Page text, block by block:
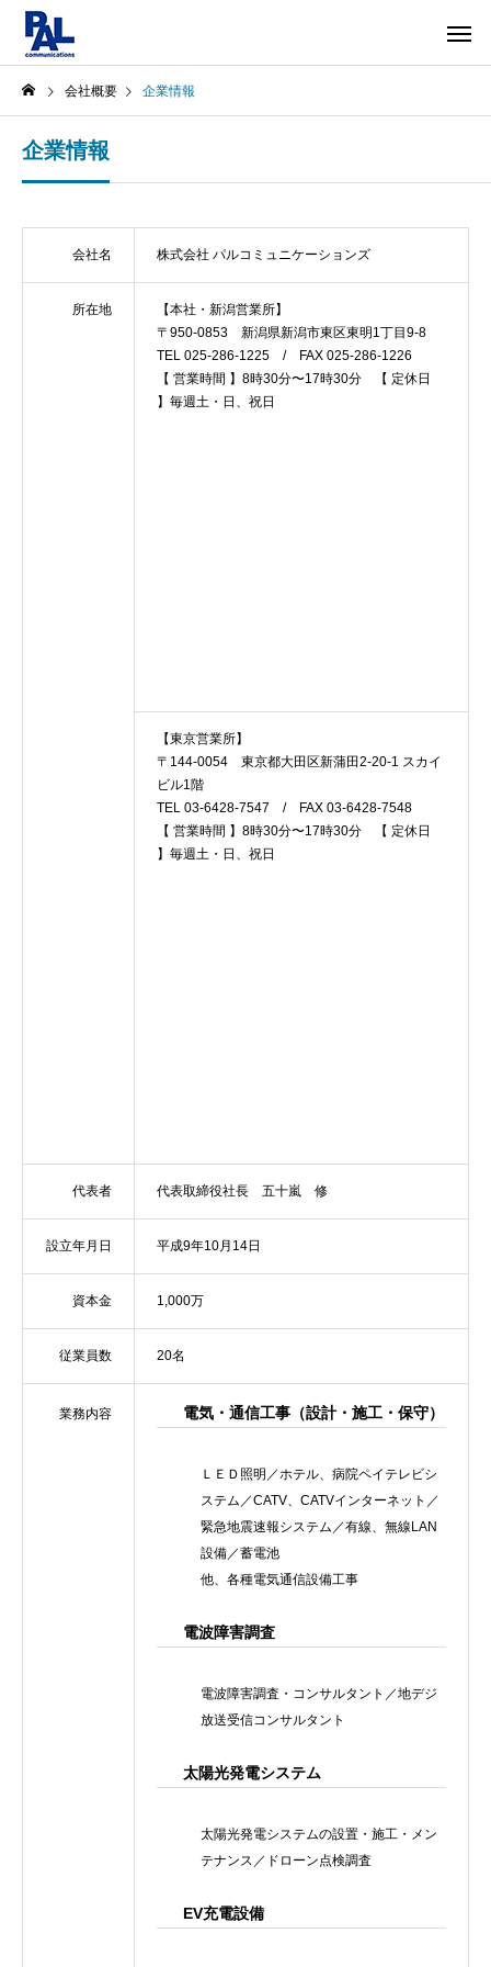
会社概要 企業情報
企業情報
会社名 株式会社 パルコミュニケーションズ
所在地
【本社・新潟営業所】
〒950-0853 新潟県新潟市東区東明1丁目9-8
TEL 025-286-1225 / FAX 025-286-1226
【 営業時間 】8時30分〜17時30分 【 定休日
】毎週土・日、祝日
【東京営業所】
〒144-0054 東京都大田区新蒲田2-20-1 スカイ
ビル1階
TEL 03-6428-7547 / FAX 03-6428-7548
【 営業時間 】8時30分〜17時30分 【 定休日
】毎週土・日、祝日
代表者 代表取締役社長 五十嵐 修
設立年月日 平成9年10月14日
資本金 1,000万
従業員数 20名
業務内容 電気・通信工事（設計・施工・保守）
ＬＥＤ照明／ホテル、病院ペイテレビシ
ステム／CATV、CATVインターネット／
緊急地震速報システム／有線、無線LAN
設備／蓄電池
他、各種電気通信設備工事
電波障害調査
電波障害調査・コンサルタント／地デジ
放送受信コンサルタント
太陽光発電システム
太陽光発電システムの設置・施工・メン
テナンス／ドローン点検調査
EV充電設備